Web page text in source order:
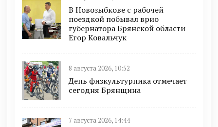
В Новозыбкове с рабочей
поездкой побывал врио
губернатора Брянской области
Егор Ковальчук
8 августа 2026, 10:52
День физкультурника отмечает
сегодня Брянщина
7 августа 2026, 14:44